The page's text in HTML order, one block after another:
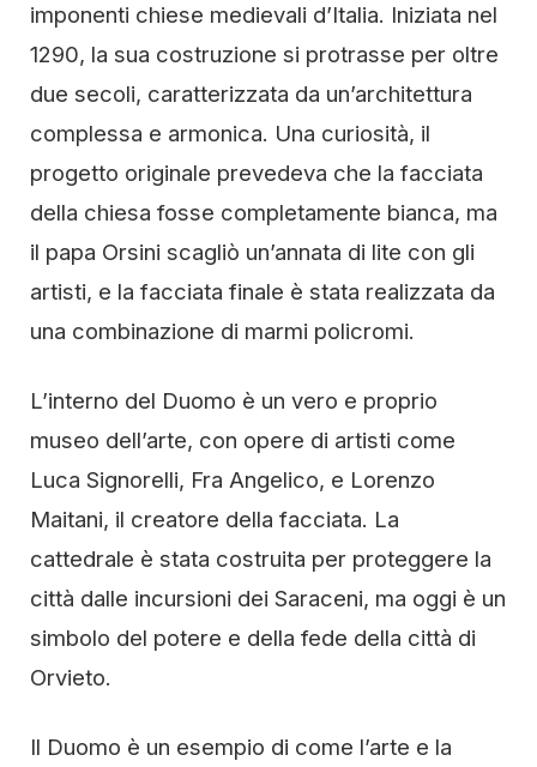
imponenti chiese medievali d’Italia. Iniziata nel
1290, la sua costruzione si protrasse per oltre
due secoli, caratterizzata da un’architettura
complessa e armonica. Una curiosità, il
progetto originale prevedeva che la facciata
della chiesa fosse completamente bianca, ma
il papa Orsini scagliò un’annata di lite con gli
artisti, e la facciata finale è stata realizzata da
una combinazione di marmi policromi.
L’interno del Duomo è un vero e proprio
museo dell’arte, con opere di artisti come
Luca Signorelli, Fra Angelico, e Lorenzo
Maitani, il creatore della facciata. La
cattedrale è stata costruita per proteggere la
città dalle incursioni dei Saraceni, ma oggi è un
simbolo del potere e della fede della città di
Orvieto.
Il Duomo è un esempio di come l’arte e la